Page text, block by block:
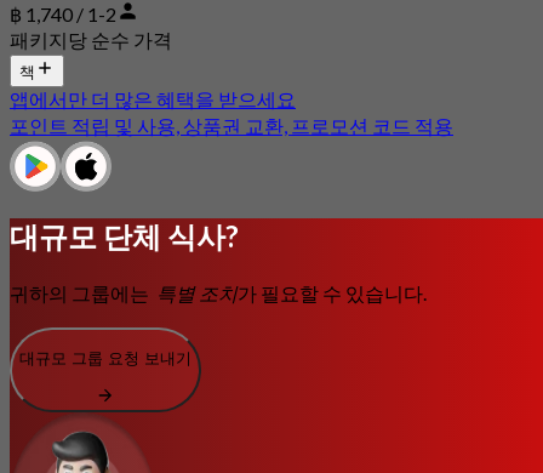
฿ 1,740 / 1-2
패키지당 순수 가격
책
앱에서만 더 많은 혜택을 받으세요
포인트 적립 및 사용, 상품권 교환, 프로모션 코드 적용
대규모 단체 식사?
귀하의 그룹에는 특별 조치가 필요할 수 있습니다.
대규모 그룹 요청 보내기